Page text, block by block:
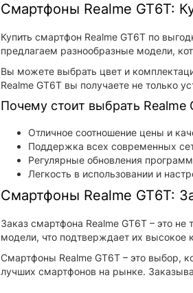
Смартфоны Realme GT6T:
Купить смартфон Realme GT6T по
предлагаем разнообразные модели,
Вы можете выбрать цвет и
Realme GT6T вы получаете не только
Почему стоит выбрать Realme
Отличное соотношение цены и
Поддержка всех современных
Регулярные обновления
Легкость в использовании и
Смартфоны Realme GT6T:
Заказ смартфона Realme GT6T – это
модели, что подтверждает их высокое
Смартфоны Realme GT6T – это выбор,
лучших смартфонов на рынке.